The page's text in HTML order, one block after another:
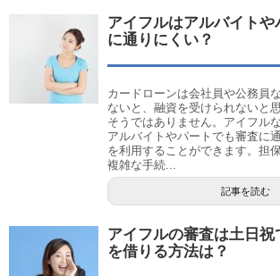
アイフルはアルバイト
に通りにくい？
カードローンは会社員や公務員
ないと、融資を受けられないと
そうではありません。アイフル
アルバイトやパートでも審査に
を利用することができます。担
複雑な手続...
記事を読む
アイフルの審査は土日
を借りる方法は？